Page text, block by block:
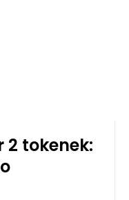
2 tokenek: